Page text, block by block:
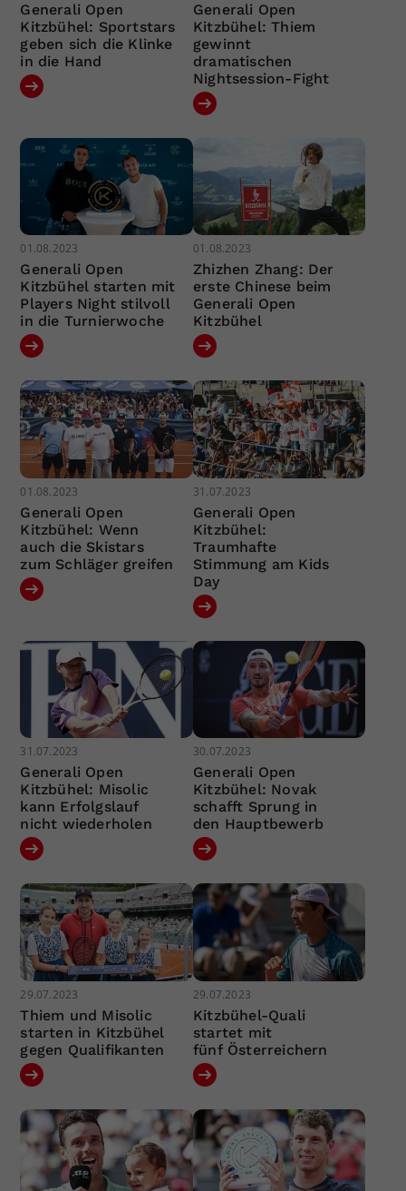
Generali Open
Kitzbühel: Sportstars
geben sich die Klinke
in die Hand
Generali Open
Kitzbühel: Thiem
gewinnt
dramatischen
Nightsession-Fight
01.08.2023
Generali Open
Kitzbühel starten mit
Players Night stilvoll
in die Turnierwoche
01.08.2023
Zhizhen Zhang: Der
erste Chinese beim
Generali Open
Kitzbühel
01.08.2023
Generali Open
Kitzbühel: Wenn
auch die Skistars
zum Schläger greifen
31.07.2023
Generali Open
Kitzbühel:
Traumhafte
Stimmung am Kids
Day
31.07.2023
Generali Open
Kitzbühel: Misolic
kann Erfolgslauf
nicht wiederholen
30.07.2023
Generali Open
Kitzbühel: Novak
schafft Sprung in
den Hauptbewerb
29.07.2023
Thiem und Misolic
starten in Kitzbühel
gegen Qualifikanten
29.07.2023
Kitzbühel-Quali
startet mit
fünf Österreichern